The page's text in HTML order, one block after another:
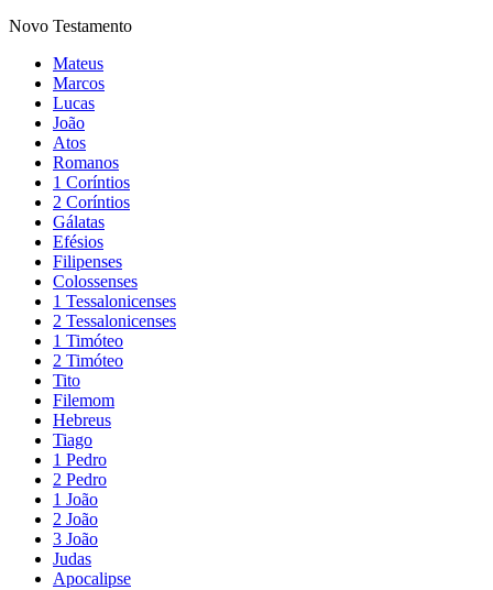
Novo Testamento
Mateus
Marcos
Lucas
João
Atos
Romanos
1 Coríntios
2 Coríntios
Gálatas
Efésios
Filipenses
Colossenses
1 Tessalonicenses
2 Tessalonicenses
1 Timóteo
2 Timóteo
Tito
Filemom
Hebreus
Tiago
1 Pedro
2 Pedro
1 João
2 João
3 João
Judas
Apocalipse